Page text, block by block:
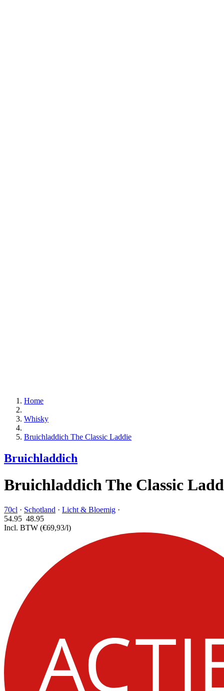
Home
Whisky
Bruichladdich The Classic Laddie
Bruichladdich
Bruichladdich The Classic
70cl · Schotland · Licht & Bloemig ·
54.95 48.95
Incl. BTW (€69,93/l)